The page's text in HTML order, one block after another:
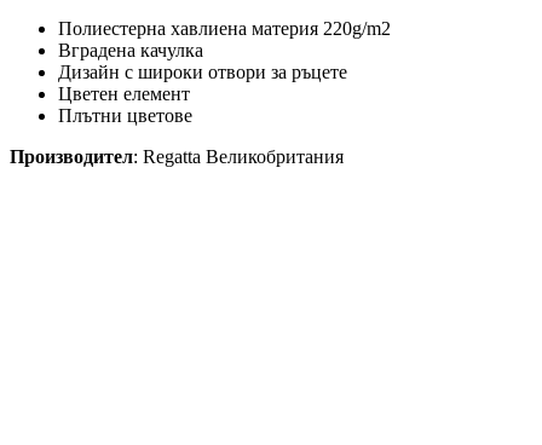
Полиестерна хавлиена материя 220g/m2
Вградена качулка
Дизайн с широки отвори за ръцете
Цветен елемент
Плътни цветове
Производител: Regatta Великобритания